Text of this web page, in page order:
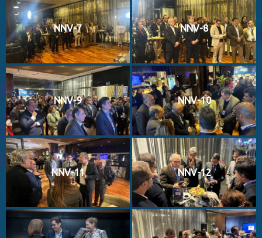
NNV-7 NNV-8
NNV-9 NNV-10
NNV-11 NNV-12